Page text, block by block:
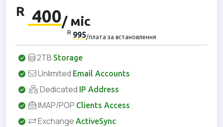
R 400/ міс
R 995/плата за встановлення
2TB Storage
Unlimited Email Accounts
Dedicated IP Address
IMAP/POP Clients Access
Exchange ActiveSync